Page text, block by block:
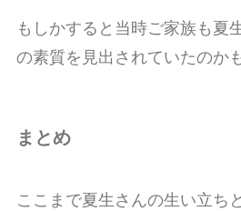
もしかすると当時ご家族も夏
の素質を見出されていたのか
まとめ
ここまで夏生さんの生い立ち